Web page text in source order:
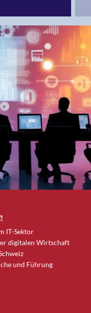
IT-Sektor
digitalen Wirtschaft
und Führung